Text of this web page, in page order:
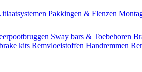
Pakkingen & Flenzen
Sway bars & Toebehoren
kits Remvloeistoffen Handremmen